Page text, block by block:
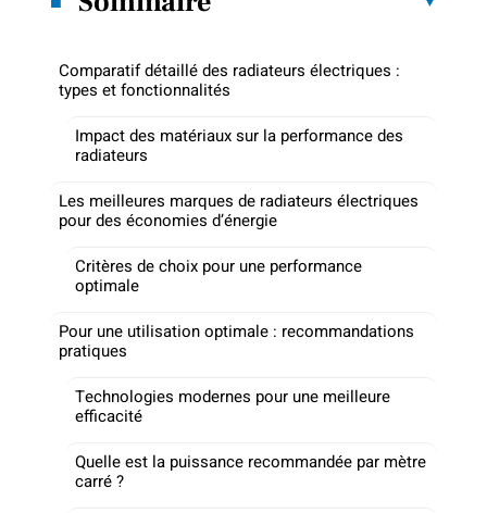
Comparatif détaillé des radiateurs électriques :
types et fonctionnalités
Impact des matériaux sur la performance des
radiateurs
Les meilleures marques de radiateurs électriques
pour des économies d’énergie
Critères de choix pour une performance
optimale
Pour une utilisation optimale : recommandations
pratiques
Technologies modernes pour une meilleure
efficacité
Quelle est la puissance recommandée par mètre
carré ?